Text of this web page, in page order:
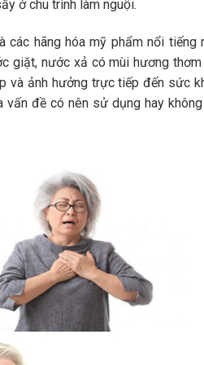
ở chu trình làm nguội.
hãng hóa mỹ phẩm nổi tiếng
giặt, nước xả có mùi hương thơm
và ảnh hưởng trực tiếp đến sức
vấn đề có nên sử dụng hay